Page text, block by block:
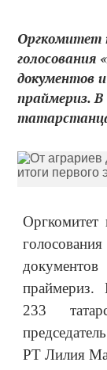
Оргкомитет
голосования
документов
праймериз. В
Оргкомитет
праймериз.
233
РТ Лилия